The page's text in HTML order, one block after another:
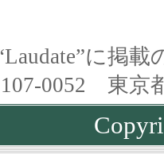
に掲載
0052 東京